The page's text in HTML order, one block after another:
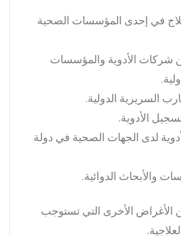
في إحدى المؤسسات الصحية
شركات الأدوية والمؤسسات
السريرية الدولية.
الأدوية.
لدى الجهات الصحية في دولة
والأبحاث الدوائية.
الأغراض الأخرى التي تستوجب